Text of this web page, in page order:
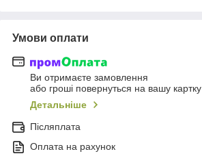
Умови оплати
Ви отримаєте замовлення
або гроші повернуться на вашу картку
Детальніше
Післяплата
Оплата на рахунок